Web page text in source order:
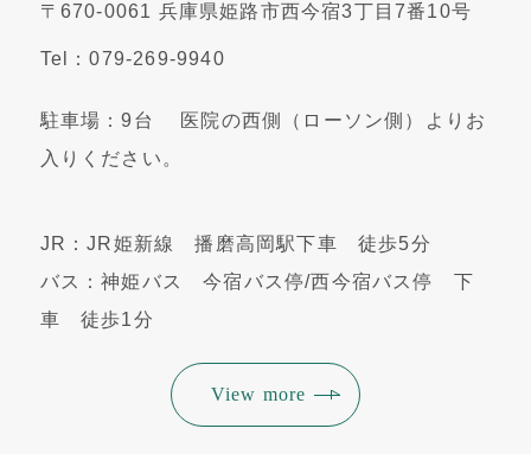
〒670-0061 兵庫県姫路市西今宿3丁目7番10号
Tel：079-269-9940
駐車場：9台 医院の西側（ローソン側）よりお
入りください。
JR：JR姫新線 播磨高岡駅下車 徒歩5分
バス：神姫バス 今宿バス停/西今宿バス停 下
車 徒歩1分
View more